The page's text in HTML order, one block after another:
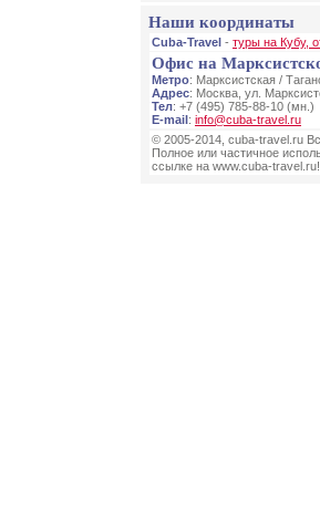
Наши координаты
Cuba-Travel - туры на Кубу,
Офис на
Метро: Марксистская /
Адрес: Москва, ул.
Тел: +7 (495) 785-88-10 (мн.)
E-mail: info@cuba-travel.ru
© 2005-2014, cuba-travel.ru
Полное или частичное
ссылке на www.cuba-travel.ru!